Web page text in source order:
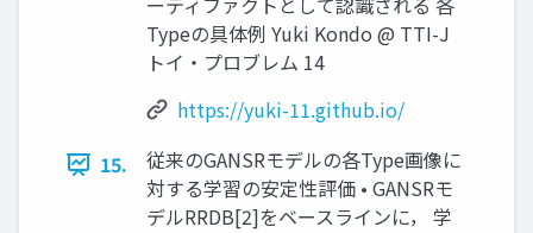
Typeの具体例 Yuki Kondo @ TTI-J
トイ・プロブレム 14
https://yuki-11.github.io/
15.
従来のGANSRモデルの各Type画像に
対する学習の安定性評価 • GANSRモ
デルRRDB[2]をベースラインに， 学